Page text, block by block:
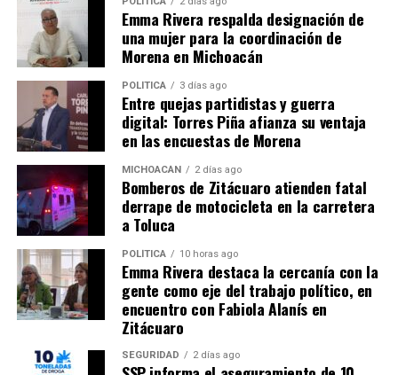
Relacionado
Sí Financia invita a solicitar el
crédito Fuerza Mujer, de 500
mil a 5 mdp
29 noviembre, 2022
En "Michoacán"
negocio? Fuerza Mujer te
presta hasta 5 mdp
29 agosto, 2023
En "Michoacán"
Emma Rivera respalda designación de
una mujer para la coordinación de
Morena en Michoacán
POLÍTICA 3 días ago
Entre quejas partidistas y guerra
digital: Torres Piña afianza su ventaja
en las encuestas de Morena
MICHOACÁN 2 días ago
Bomberos de Zitácuaro atienden fatal
derrape de motocicleta en la carretera
a Toluca
POLÍTICA 10 horas ago
Emma Rivera destaca la cercanía con la
gente como eje del trabajo político, en
encuentro con Fabiola Alanís en
Zitácuaro
SEGURIDAD 2 días ago